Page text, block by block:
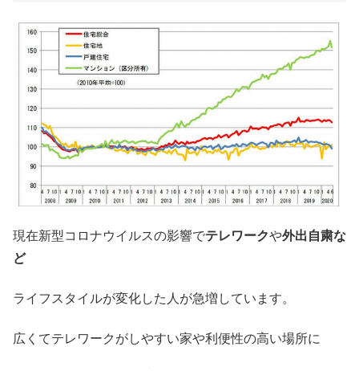
現在新型コロナウイルスの影響でテレワークや外出自粛な
ど
ライフスタイルが変化した人が急増しています。
広くてテレワークがしやすい家や利便性の高い場所に